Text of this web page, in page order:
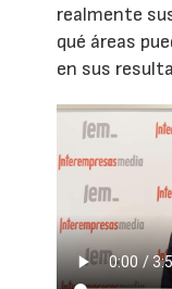
realmente
qué áreas
en sus